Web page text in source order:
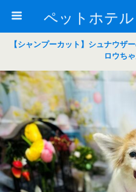
【シャンプーカット】シュナウザ
ロウち